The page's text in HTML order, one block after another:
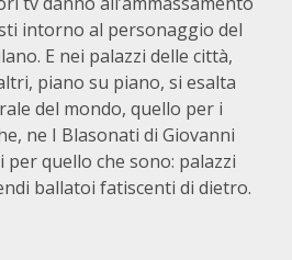
intorno al personaggio del
E nei palazzi delle città,
piano su piano, si esalta
del mondo, quello per i
ne I Blasonati di Giovanni
quello che sono: palazzi
ballatoi fatiscenti di dietro.